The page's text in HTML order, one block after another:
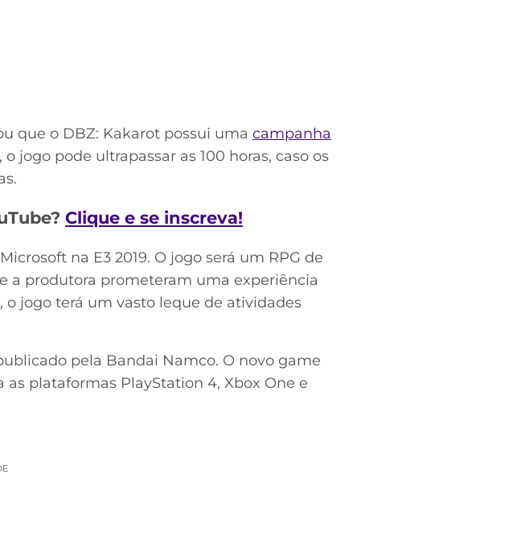
que o DBZ: Kakarot possui uma campanha
jogo pode ultrapassar as 100 horas, caso os
Clique e se inscreva!
na E3 2019. O jogo será um RPG de
a produtora prometeram uma experiência
jogo terá um vasto leque de atividades
pela Bandai Namco. O novo game
plataformas PlayStation 4, Xbox One e